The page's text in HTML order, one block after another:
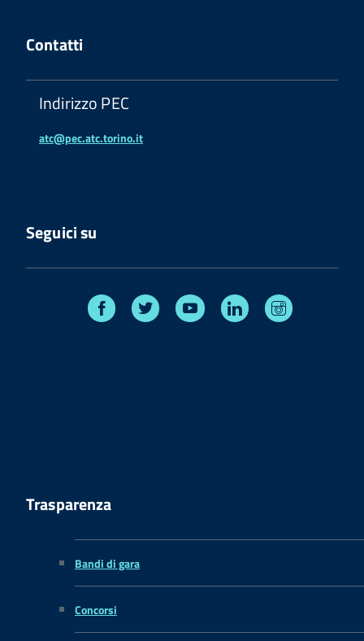
Contatti
Indirizzo PEC
atc@pec.atc.torino.it
Seguici su
Facebook Twitter Youtube Linkedin
Trasparenza
Bandi di gara
Concorsi